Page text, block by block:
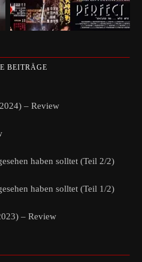
BEITRÄGE
– Review
haben solltet (Teil 2/2)
haben solltet (Teil 1/2)
– Review